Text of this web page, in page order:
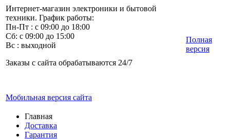
Интернет-магазин электроники и бытовой
техники. График работы:
Пн-Пт : с 09:00 до 18:00
Сб: с 09:00 до 15:00
Вс : выходной
Заказы с сайта обрабатываются 24/7
Мобильная версия сайта
Полная
версия
Главная
Доставка
Гарантия